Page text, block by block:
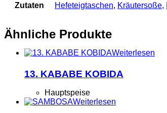
Zutaten Hefeteigtaschen, Kräutersoße,
Ähnliche Produkte
Weiterlesen
13. KABABE KOBIDA
Hauptspeise
Weiterlesen